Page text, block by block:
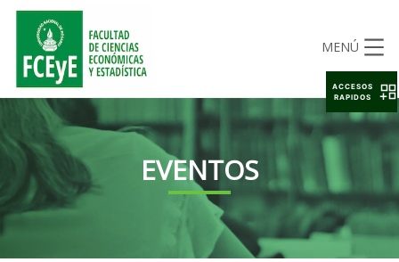
MENÚ
EVENTOS
ACCESOS
RAPIDOS